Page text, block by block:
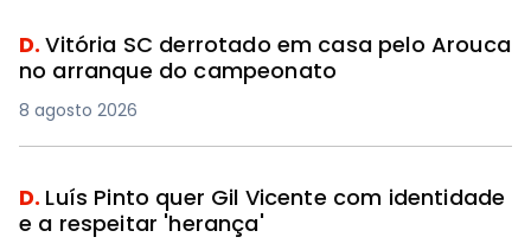
D.Vitória SC derrotado em casa pelo Arouca
no arranque do campeonato
8 agosto 2026
D. Luís Pinto quer Gil Vicente com identidade
e a respeitar 'herança'